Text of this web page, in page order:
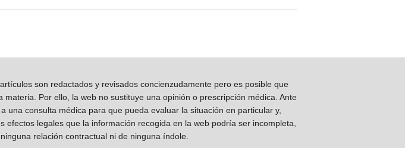
son redactados y revisados concienzudamente pero es posible que
Por ello, la web no sustituye una opinión o prescripción médica. Ante
consulta médica para que pueda evaluar la situación en particular y,
legales que la información recogida en la web podría ser incompleta,
relación contractual ni de ninguna índole.